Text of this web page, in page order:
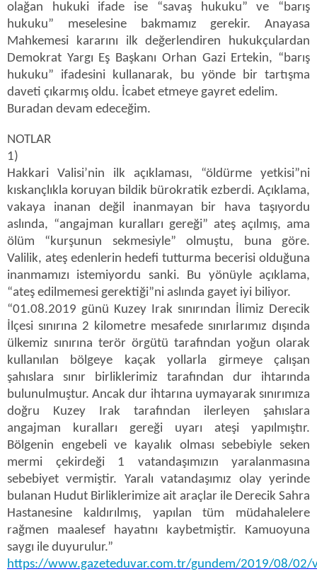
olağan hukuki ifade ise “savaş hukuku” ve “barış
hukuku” meselesine bakmamız gerekir. Anayasa
Mahkemesi kararını ilk değerlendiren hukukçulardan
Demokrat Yargı Eş Başkanı Orhan Gazi Ertekin, “barış
hukuku” ifadesini kullanarak, bu yönde bir tartışma
daveti çıkarmış oldu. İcabet etmeye gayret edelim.
Buradan devam edeceğim.
NOTLAR
1)
Hakkari Valisi’nin ilk açıklaması, “öldürme yetkisi”ni
kıskançlıkla koruyan bildik bürokratik ezberdi. Açıklama,
vakaya inanan değil inanmayan bir hava taşıyordu
aslında, “angajman kuralları gereği” ateş açılmış, ama
ölüm “kurşunun sekmesiyle” olmuştu, buna göre.
Valilik, ateş edenlerin hedefi tutturma becerisi olduğuna
inanmamızı istemiyordu sanki. Bu yönüyle açıklama,
“ateş edilmemesi gerektiği”ni aslında gayet iyi biliyor.
“01.08.2019 günü Kuzey Irak sınırından İlimiz Derecik
İlçesi sınırına 2 kilometre mesafede sınırlarımız dışında
ülkemiz sınırına terör örgütü tarafından yoğun olarak
kullanılan bölgeye kaçak yollarla girmeye çalışan
şahıslara sınır birliklerimiz tarafından dur ihtarında
bulunulmuştur. Ancak dur ihtarına uymayarak sınırımıza
doğru Kuzey Irak tarafından ilerleyen şahıslara
angajman kuralları gereği uyarı ateşi yapılmıştır.
Bölgenin engebeli ve kayalık olması sebebiyle seken
mermi çekirdeği 1 vatandaşımızın yaralanmasına
sebebiyet vermiştir. Yaralı vatandaşımız olay yerinde
bulanan Hudut Birliklerimize ait araçlar ile Derecik Sahra
Hastanesine kaldırılmış, yapılan tüm müdahalelere
rağmen maalesef hayatını kaybetmiştir. Kamuoyuna
saygı ile duyurulur.”
https://www.gazeteduvar.com.tr/gundem/2019/08/02/